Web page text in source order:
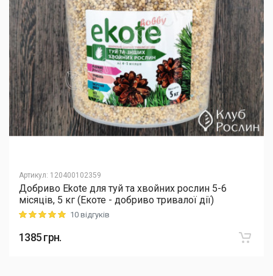
Артикул: 120400102359
Добриво Еkote для туй та хвойних рослин 5-6
місяців, 5 кг (Екоте - добриво тривалої дії)
Rating: 5 out of 510 відгуків
1385грн.